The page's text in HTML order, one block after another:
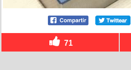
71